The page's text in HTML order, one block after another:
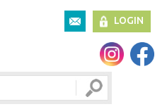
LOGIN